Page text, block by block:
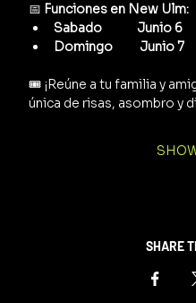
📅 Funciones en New Ulm:
Sabado             Junio 6
Domingo          Junio 7
🎟️ ¡Reúne a tu familia y
única de risas, asombro y
SHARE